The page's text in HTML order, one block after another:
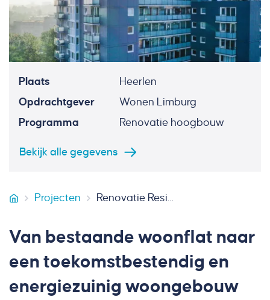
Plaats
Heerlen
Opdrachtgever
Wonen Limburg
Programma
Renovatie hoogbouw
Bekijk alle gegevens
Van Heur Bouw & Onderhoud
Projecten Renovatie Residence Aambosveld Heerlen
Van bestaande woonflat naar
een toekomstbestendig en
energiezuinig woongebouw